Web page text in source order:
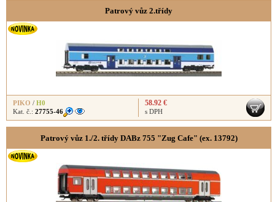
Patrový vůz 2.třídy
PIKO / H0
Kat. č.: 27755-46
58.92 €
s DPH
Patrový vůz 1./2. třídy DABz 755 "Zug Cafe" (ex. 13792)